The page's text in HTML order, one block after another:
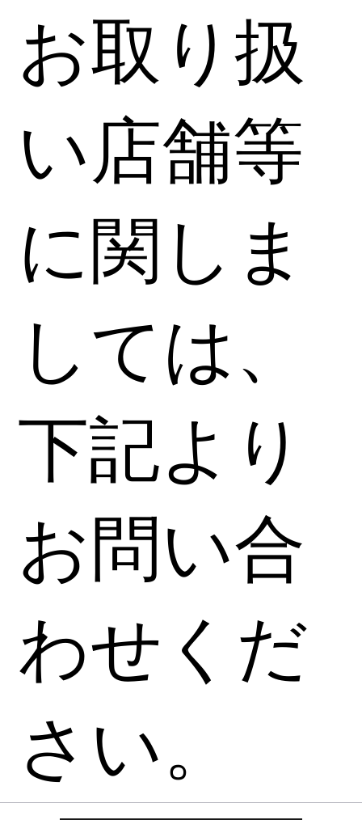
お取り扱
い店舗等
に関しま
しては、
下記より
お問い合
わせくだ
さい。